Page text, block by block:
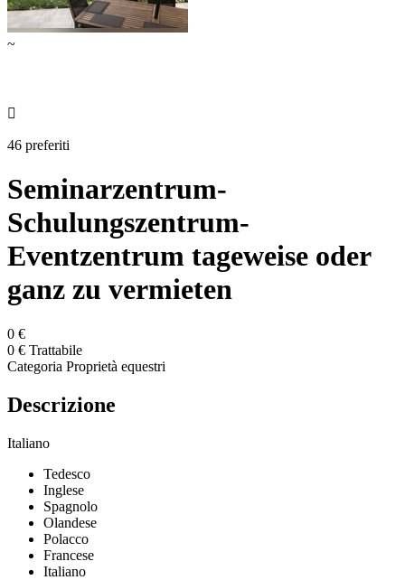
~

46 preferiti
Seminarzentrum-
Schulungszentrum-
Eventzentrum tageweise oder
ganz zu vermieten
0 €
0 € Trattabile
Categoria Proprietà equestri
Descrizione
Italiano
Tedesco
Inglese
Spagnolo
Olandese
Polacco
Francese
Italiano